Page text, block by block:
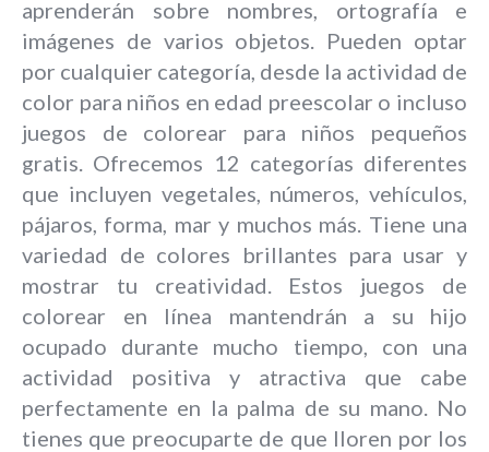
aprenderán sobre nombres, ortografía e
imágenes de varios objetos. Pueden optar
por cualquier categoría, desde la actividad de
color para niños en edad preescolar o incluso
juegos de colorear para niños pequeños
gratis. Ofrecemos 12 categorías diferentes
que incluyen vegetales, números, vehículos,
pájaros, forma, mar y muchos más. Tiene una
variedad de colores brillantes para usar y
mostrar tu creatividad. Estos juegos de
colorear en línea mantendrán a su hijo
ocupado durante mucho tiempo, con una
actividad positiva y atractiva que cabe
perfectamente en la palma de su mano. No
tienes que preocuparte de que lloren por los